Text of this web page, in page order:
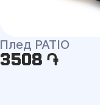
Плед PATIO
3508 ֏